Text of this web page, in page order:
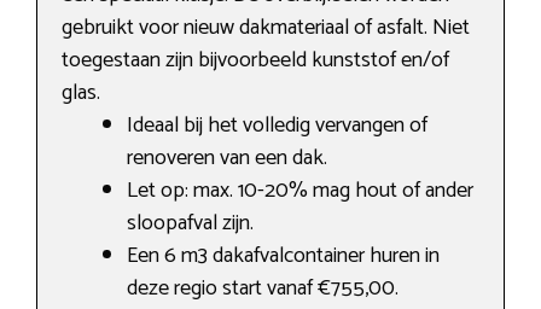
gebruikt voor nieuw dakmateriaal of asfalt. Niet
toegestaan zijn bijvoorbeeld kunststof en/of
glas.
Ideaal bij het volledig vervangen of
renoveren van een dak.
Let op: max. 10-20% mag hout of ander
sloopafval zijn.
Een 6 m3 dakafvalcontainer huren in
deze regio start vanaf €755,00.